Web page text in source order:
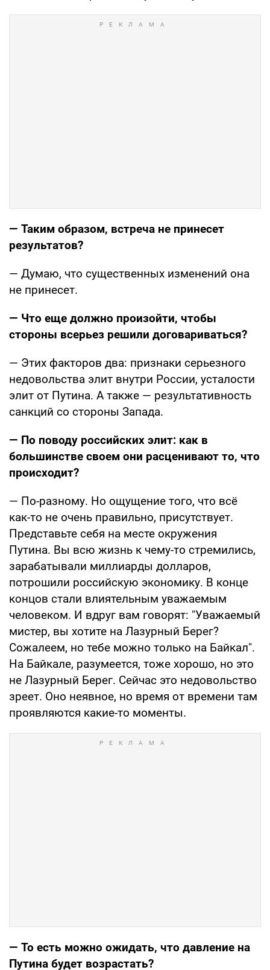
— Таким образом, встреча не принесет
результатов?
— Думаю, что существенных изменений она
не принесет.
— Что еще должно произойти, чтобы
стороны всерьез решили договариваться?
— Этих факторов два: признаки серьезного
недовольства элит внутри России, усталости
элит от Путина. А также — результативность
санкций со стороны Запада.
— По поводу российских элит: как в
большинстве своем они расценивают то, что
происходит?
— По-разному. Но ощущение того, что всё
как-то не очень правильно, присутствует.
Представьте себя на месте окружения
Путина. Вы всю жизнь к чему-то стремились,
зарабатывали миллиарды долларов,
потрошили российскую экономику. В конце
концов стали влиятельным уважаемым
человеком. И вдруг вам говорят: "Уважаемый
мистер, вы хотите на Лазурный Берег?
Сожалеем, но тебе можно только на Байкал".
На Байкале, разумеется, тоже хорошо, но это
не Лазурный Берег. Сейчас это недовольство
зреет. Оно неявное, но время от времени там
проявляются какие-то моменты.
— То есть можно ожидать, что давление на
Путина будет возрастать?